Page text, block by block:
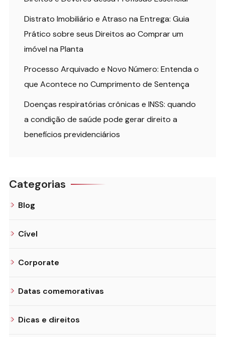
Distrato Imobiliário e Atraso na Entrega: Guia
Prático sobre seus Direitos ao Comprar um
imóvel na Planta
Processo Arquivado e Novo Número: Entenda o
que Acontece no Cumprimento de Sentença
Doenças respiratórias crônicas e INSS: quando
a condição de saúde pode gerar direito a
benefícios previdenciários
Categorias
Blog
Cível
Corporate
Datas comemorativas
Dicas e direitos